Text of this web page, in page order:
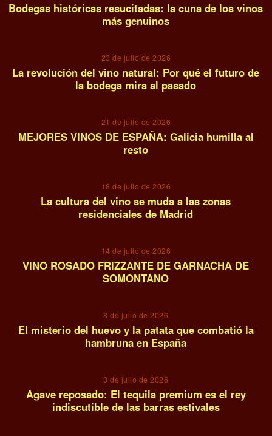
Bodegas históricas resucitadas: la cuna de los vinos
más genuinos
23 de julio de 2026
La revolución del vino natural: Por qué el futuro de
la bodega mira al pasado
21 de julio de 2026
MEJORES VINOS DE ESPAÑA: Galicia humilla al
resto
18 de julio de 2026
La cultura del vino se muda a las zonas
residenciales de Madrid
14 de julio de 2026
VINO ROSADO FRIZZANTE DE GARNACHA DE
SOMONTANO
8 de julio de 2026
El misterio del huevo y la patata que combatió la
hambruna en España
3 de julio de 2026
Agave reposado: El tequila premium es el rey
indiscutible de las barras estivales